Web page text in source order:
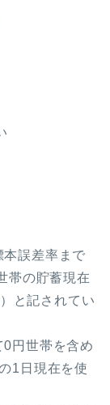
誤差率まで
帯の貯蓄現在
と記されてい
円世帯を含め
1日現在を使